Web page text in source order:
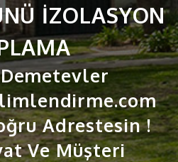
n
a
v
i
g
a
t
i
o
n
IZOLASYON
Adrestesin !
Ve Müşteri